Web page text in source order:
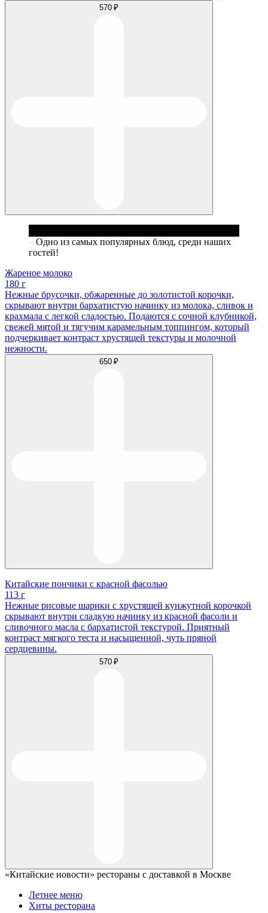
570 ₽
Одно из самых популярных блюд, среди наших
гостей!
Жареное молоко
180 г
Нежные брусочки, обжаренные до золотистой корочки,
скрывают внутри бархатистую начинку из молока, сливок и
крахмала с легкой сладостью. Подаются с сочной клубникой,
свежей мятой и тягучим карамельным топпингом, который
подчеркивает контраст хрустящей текстуры и молочной
нежности.
650 ₽
Китайские пончики с красной фасолью
113 г
Нежные рисовые шарики с хрустящей кунжутной корочкой
скрывают внутри сладкую начинку из красной фасоли и
сливочного масла с бархатистой текстурой. Приятный
контраст мягкого теста и насыщенной, чуть пряной
сердцевины.
570 ₽
«Китайские новости» рестораны с доставкой в Москве
Летнее меню
Хиты ресторана